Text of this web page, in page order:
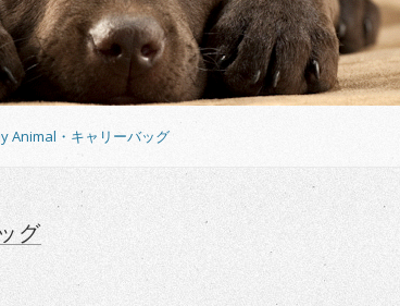
Animal・キャリーバッグ
グ